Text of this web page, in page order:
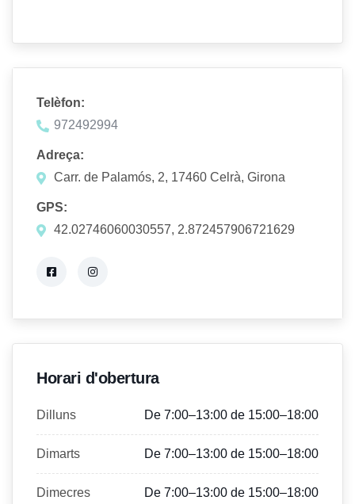
Telèfon:
972492994
Adreça:
Carr. de Palamós, 2, 17460 Celrà, Girona
GPS:
42.02746060030557, 2.872457906721629
Horari d'obertura
Dilluns De 7:00–13:00 de 15:00–18:00
Dimarts De 7:00–13:00 de 15:00–18:00
Dimecres De 7:00–13:00 de 15:00–18:00